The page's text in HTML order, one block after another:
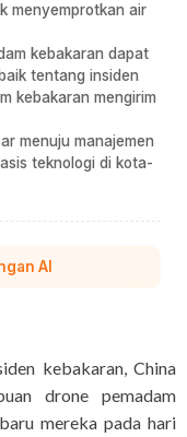
menyemprotkan air
kebakaran dapat
tentang insiden
kebakaran mengirim
menuju manajemen
teknologi di kota-
AI
kebakaran, China
drone pemadam
mereka pada hari